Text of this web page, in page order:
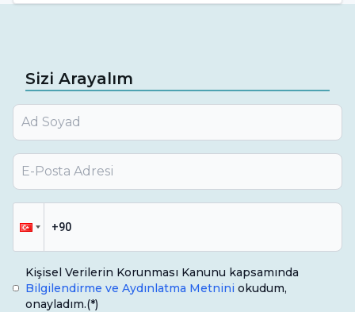
Sizi Arayalım
Kişisel Verilerin Korunması Kanunu kapsamında
Bilgilendirme ve Aydınlatma Metniniokudum,
onayladım.(*)